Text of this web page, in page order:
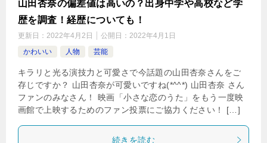
山田杏奈の偏差値は高いの？出身中学や高校など学
歴を調査！経歴についても！
更新日： 2022年4月2日 公開日： 2022年4月1日
かわいい
人物 芸能
キラリと光る演技力と可愛さで今話題の山田杏奈さんをご
存じですか？ 山田杏奈が可愛いですね(*^^*) 山田杏奈 さん
ファンのみなさん！ 映画「小さな恋のうた」をもう一度映
画館で上映するためのファン投票にご協力ください！ […]
続きを読む